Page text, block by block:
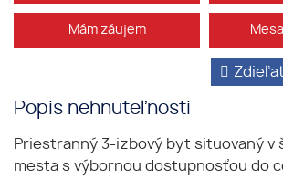
Mám záujem
Popis nehnuteľnosti
Priestranný 3-izbový byt situovaný v
mesta s výbornou dostupnosťou do